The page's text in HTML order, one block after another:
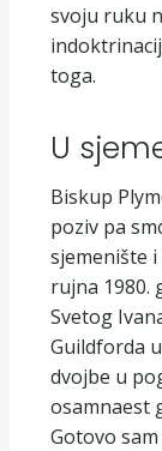
svoju ruku
toga.
U
Biskup
poziv pa
sjemenište
rujna 1980.
Svetog
Guildforda
dvojbe u
osamnaest
Gotovo